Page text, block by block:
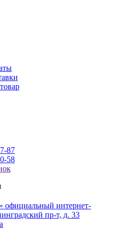
87
58
интернет-
пр-т, д. 33